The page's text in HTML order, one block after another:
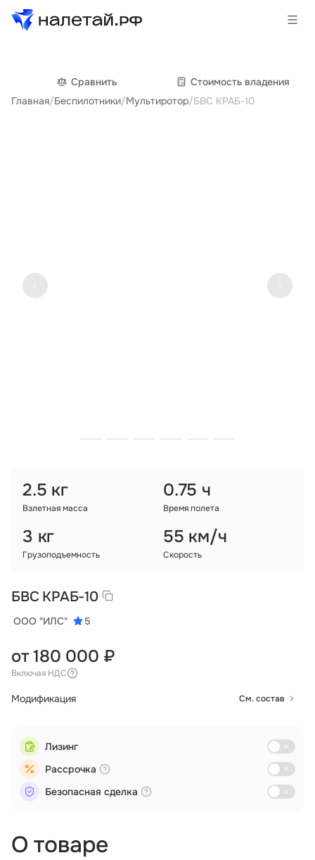
Товары
Услуги
Государственные программы
Партнеры
Сравнить
Cтоимость владения
Главная/Беспилотники/Мультиротор/БВС КРАБ-10
2.5 кг
Взлетная масса
0.75 ч
Время полета
3 кг
Грузоподъемность
55 км/ч
Скорость
О товаре
БВС КРАБ-10
ООО "ИЛС" 5
от 180 000 ₽
Включая НДС
Модификация См. состав
Лизинг
Рассрочка
Безопасная сделка